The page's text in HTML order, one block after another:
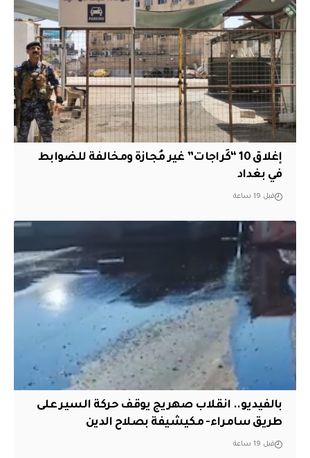
إغلاق 10 “كَراجات” غير مُجازة ومخالفة للضوابط
في بغداد
قبل 19 ساعة
بالفيديو.. انقلاب صهريج يوقف حركة السير على
طريق سامراء- مكيشيفة بصلاح الدين
قبل 19 ساعة